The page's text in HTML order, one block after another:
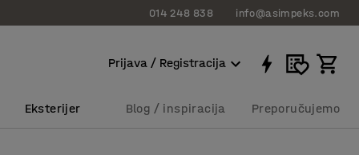
014 248 838 info@asimpeks.com
Prijava / Registracija
Eksterijer Blog / inspiracija Preporučujemo